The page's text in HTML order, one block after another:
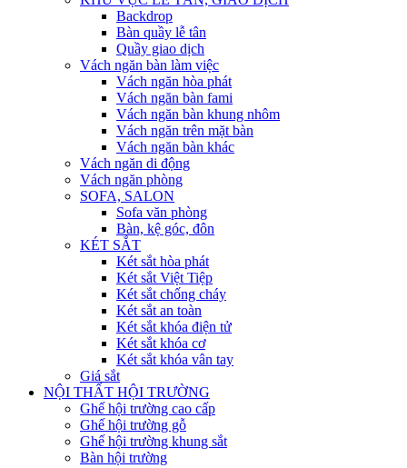
Backdrop
Bàn quầy lễ tân
Quầy giao dịch
Vách ngăn bàn làm việc
Vách ngăn hòa phát
Vách ngăn bàn fami
Vách ngăn bàn khung nhôm
Vách ngăn trên mặt bàn
Vách ngăn bàn khác
Vách ngăn di động
Vách ngăn phòng
SOFA, SALON
Sofa văn phòng
Bàn, kệ góc, đôn
KÉT SẮT
Két sắt hòa phát
Két sắt Việt Tiệp
Két sắt chống cháy
Két sắt an toàn
Két sắt khóa điện tử
Két sắt khóa cơ
Két sắt khóa vân tay
Giá sắt
NỘI THẤT HỘI TRƯỜNG
Ghế hội trường cao cấp
Ghế hội trường gỗ
Ghế hội trường khung sắt
Bàn hội trường